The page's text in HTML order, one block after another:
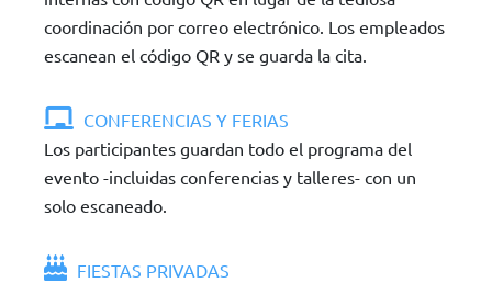
coordinación por correo electrónico. Los empleados
escanean el código QR y se guarda la cita.
CONFERENCIAS Y FERIAS
Los participantes guardan todo el programa del
evento -incluidas conferencias y talleres- con un
solo escaneado.
FIESTAS PRIVADAS